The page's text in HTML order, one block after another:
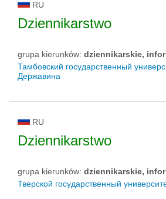
RU
Dziennikarstwo
grupa kierunków: dziennikarskie,
Тамбовский государственный
Державина
RU
Dziennikarstwo
grupa kierunków: dziennikarskie,
Тверской государственный